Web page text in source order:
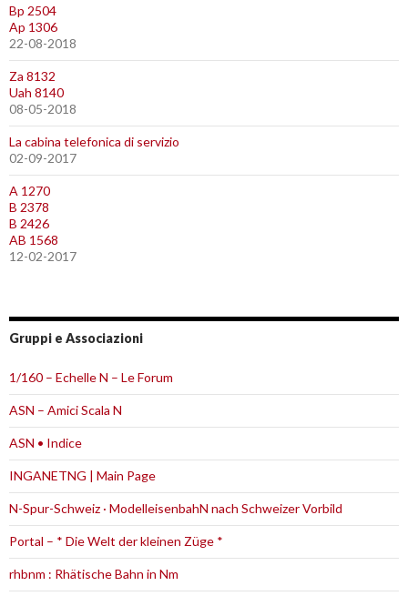
Bp 2504
Ap 1306
22-08-2018
Za 8132
Uah 8140
08-05-2018
La cabina telefonica di servizio
02-09-2017
A 1270
B 2378
B 2426
AB 1568
12-02-2017
Gruppi e Associazioni
1/160 – Echelle N – Le Forum
ASN – Amici Scala N
ASN • Indice
INGANETNG | Main Page
N-Spur-Schweiz · ModelleisenbahN nach Schweizer Vorbild
Portal – * Die Welt der kleinen Züge *
rhbnm : Rhätische Bahn in Nm